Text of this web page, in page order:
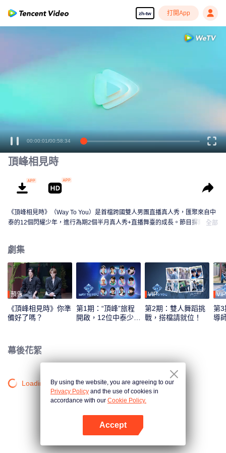
zh-tw 打開App
00:00:01/00:58:34
頂峰相見時
《頂峰相見時》（Way To You）是首檔跨國雙人男團直播真人秀，匯聚來自中
泰的12個閃耀少年，進行為期2個半月真人秀+直播舞臺的成長。節目摒棄傳統
將在全球舞臺上閃耀出道。
全部
劇集
預告
《頂峰相見時》你準
備好了嗎？
第1期：“頂峰”旅程
開啟，12位中泰少年
VIP
第2期：雙人舞蹈挑
戰，搭檔請就位！
VIP
第3
導
幕後花絮
Loading…By using the website, you are agreeing to our
Privacy Policy and the use of cookies in
accordance with our Cookie Policy.
Accept